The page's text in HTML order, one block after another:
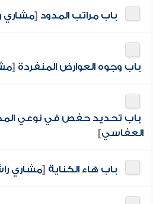
باب مراتب المدود [مشاري
باب وجوه العوارض المنفردة [
باب تحديد حفص في نوعي
العفاسي]
باب هاء الكناية [مشاري